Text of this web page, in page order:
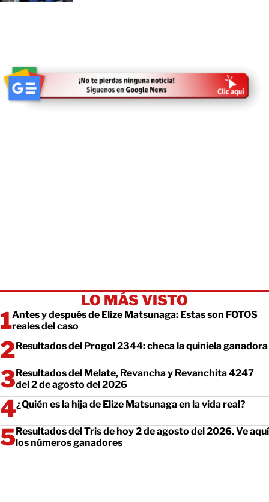
LO MÁS VISTO
Antes y después de Elize Matsunaga: Estas son FOTOS
reales del caso
Resultados del Progol 2344: checa la quiniela ganadora
Resultados del Melate, Revancha y Revanchita 4247
del 2 de agosto del 2026
¿Quién es la hija de Elize Matsunaga en la vida real?
Resultados del Tris de hoy 2 de agosto del 2026. Ve aquí
los números ganadores